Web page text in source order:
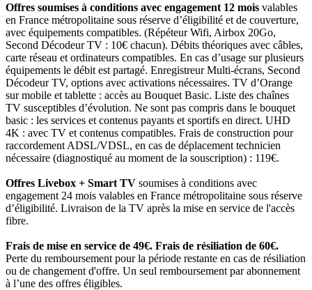
Offres soumises à conditions avec engagement 12 mois valables
en France métropolitaine sous réserve d’éligibilité et de couverture,
avec équipements compatibles. (Répéteur Wifi, Airbox 20Go,
Second Décodeur TV : 10€ chacun). Débits théoriques avec câbles,
carte réseau et ordinateurs compatibles. En cas d’usage sur plusieurs
équipements le débit est partagé. Enregistreur Multi-écrans, Second
Décodeur TV, options avec activations nécessaires. TV d’Orange
sur mobile et tablette : accès au Bouquet Basic. Liste des chaînes
TV susceptibles d’évolution. Ne sont pas compris dans le bouquet
basic : les services et contenus payants et sportifs en direct. UHD
4K : avec TV et contenus compatibles. Frais de construction pour
raccordement ADSL/VDSL, en cas de déplacement technicien
nécessaire (diagnostiqué au moment de la souscription) : 119€.
Offres Livebox + Smart TV soumises à conditions avec
engagement 24 mois valables en France métropolitaine sous réserve
d’éligibilité. Livraison de la TV après la mise en service de l'accès
fibre.
Frais de mise en service de 49€. Frais de résiliation de 60€.
Perte du remboursement pour la période restante en cas de résiliation
ou de changement d'offre. Un seul remboursement par abonnement
à l’une des offres éligibles.